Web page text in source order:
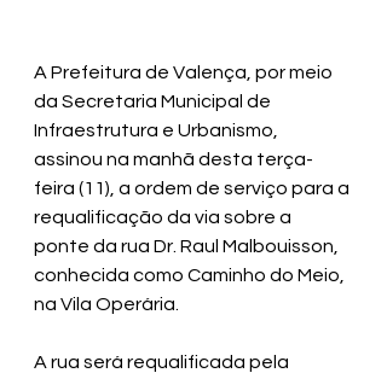
A Prefeitura de Valença, por meio
da Secretaria Municipal de
Infraestrutura e Urbanismo,
assinou na manhã desta terça-
feira (11), a ordem de serviço para a
requalificação da via sobre a
ponte da rua Dr. Raul Malbouisson,
conhecida como Caminho do Meio,
na Vila Operária.
A rua será requalificada pela